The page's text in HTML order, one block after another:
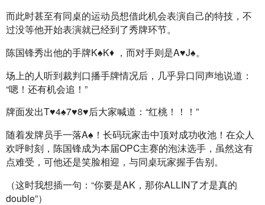
而此时甚至有同桌的运动员想借此机会表演自己的特技，不
过没等他开始表演就已经到了秀牌环节。
陈国锋秀出他的手牌K♠️K♦️ ，而对手则是A♥️J♠️。
场上的人听到裁判口播手牌情况后，几乎异口同声地说道：
“嗯！还有机会追！”
牌面发出T♥️4♠️7♥️8♥️后大家喊道：“红桃！！！”
随着发牌员手一落A♠️！长码玩家击中顶对成功收池！在众人
欢呼时刻，陈国锋成为本届OPC主赛的泡沫选手，虽然这有
点难受，可他还是笑脸相迎，与同桌玩家握手告别。
（这时我想插一句：“你要是AK，那你ALLIN了才是真的
double”）